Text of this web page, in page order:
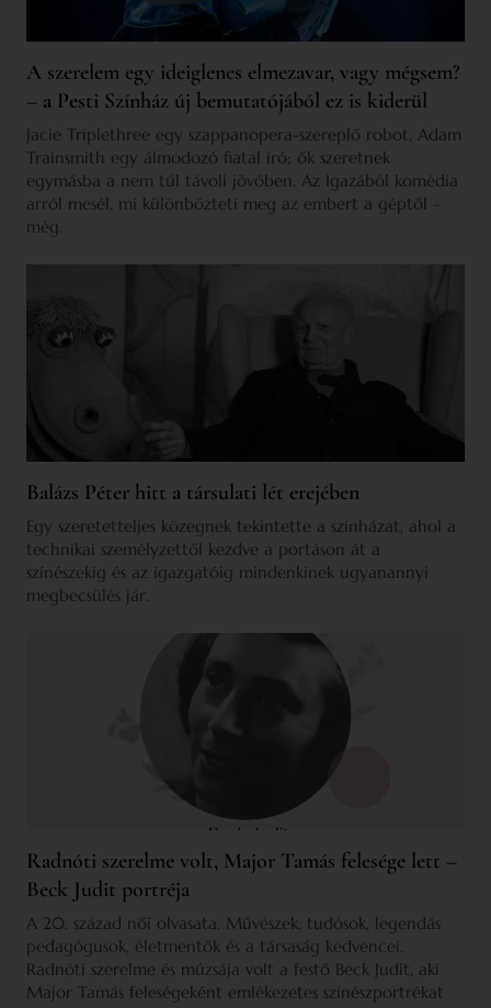
A szerelem egy ideiglenes elmezavar, vagy mégsem?
– a Pesti Színház új bemutatójából ez is kiderül
Jacie Triplethree egy szappanopera-szereplő robot, Adam
Trainsmith egy álmodozó fiatal író; ők szeretnek
egymásba a nem túl távoli jövőben. Az Igazából komédia
arról mesél, mi különbözteti meg az embert a géptől –
még.
Balázs Péter hitt a társulati lét erejében
Egy szeretetteljes közegnek tekintette a színházat, ahol a
technikai személyzettől kezdve a portáson át a
színészekig és az igazgatóig mindenkinek ugyanannyi
megbecsülés jár.
Radnóti szerelme volt, Major Tamás felesége lett –
Beck Judit portréja
A 20. század női olvasata. Művészek, tudósok, legendás
pedagógusok, életmentők és a társaság kedvencei.
Radnóti szerelme és múzsája volt a festő Beck Judit, aki
Major Tamás feleségeként emlékezetes színészportrékat